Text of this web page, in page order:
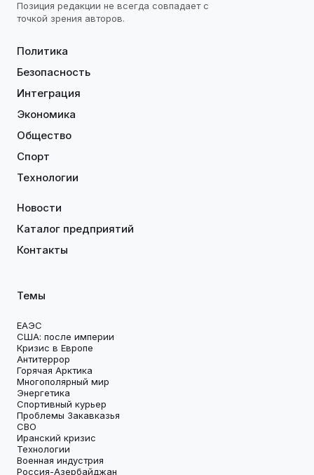
Позиция редакции не всегда совпадает с
точкой зрения авторов.
Политика
Безопасность
Интеграция
Экономика
Общество
Спорт
Технологии
Новости
Каталог предприятий
Контакты
Темы
ЕАЭС
США: после империи
Кризис в Европе
Антитеррор
Горячая Арктика
Многополярный мир
Энергетика
Спортивный курьер
Проблемы Закавказья
СВО
Иранский кризис
Технологии
Военная индустрия
Россия-Азербайджан